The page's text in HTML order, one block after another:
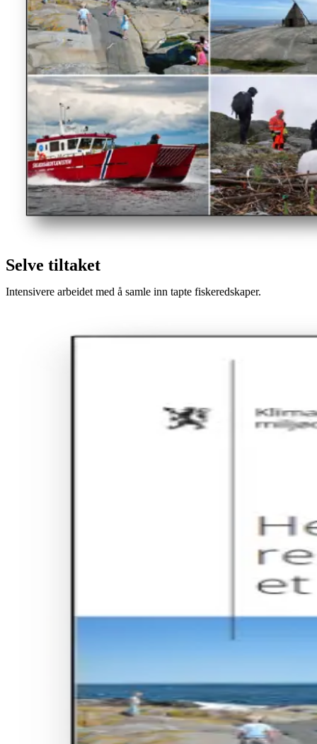
Selve tiltaket
Intensivere arbeidet med å samle inn tapte fiskeredskaper.